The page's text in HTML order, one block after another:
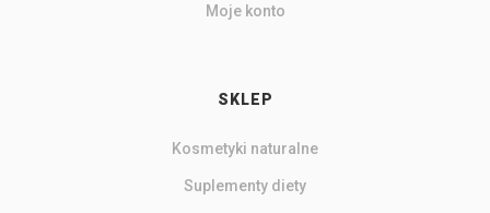
Moje konto
SKLEP
Kosmetyki naturalne
Suplementy diety